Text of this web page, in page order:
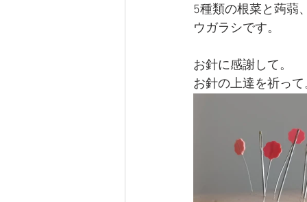
5種類の根菜と蒟蒻
ウガラシです。
お針に感謝して。
お針の上達を祈って